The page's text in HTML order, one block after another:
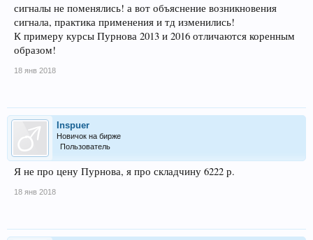
сигналы не поменялись! а вот объяснение возникновения
сигнала, практика применения и тд изменились!
К примеру курсы Пурнова 2013 и 2016 отличаются коренным
образом!
18 янв 2018
Inspuer
Новичок на бирже
Пользователь
Я не про цену Пурнова, я про складчину 6222 р.
18 янв 2018